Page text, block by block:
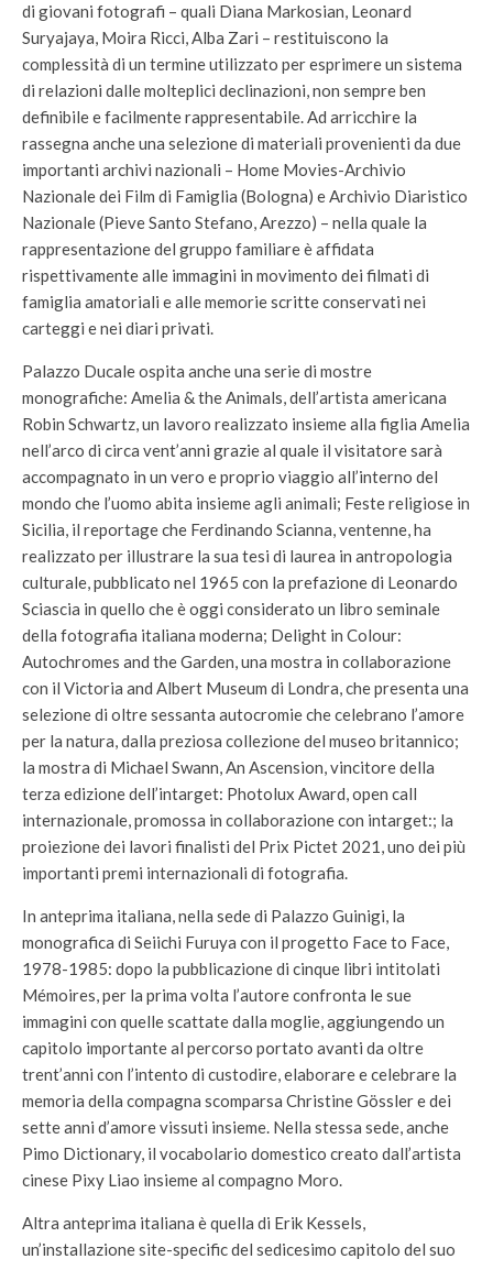
di giovani fotografi – quali Diana Markosian, Leonard
Suryajaya, Moira Ricci, Alba Zari – restituiscono la
complessità di un termine utilizzato per esprimere un sistema
di relazioni dalle molteplici declinazioni, non sempre ben
definibile e facilmente rappresentabile. Ad arricchire la
rassegna anche una selezione di materiali provenienti da due
importanti archivi nazionali – Home Movies-Archivio
Nazionale dei Film di Famiglia (Bologna) e Archivio Diaristico
Nazionale (Pieve Santo Stefano, Arezzo) – nella quale la
rappresentazione del gruppo familiare è affidata
rispettivamente alle immagini in movimento dei filmati di
famiglia amatoriali e alle memorie scritte conservati nei
carteggi e nei diari privati.
Palazzo Ducale ospita anche una serie di mostre
monografiche: Amelia & the Animals, dell’artista americana
Robin Schwartz, un lavoro realizzato insieme alla figlia Amelia
nell’arco di circa vent’anni grazie al quale il visitatore sarà
accompagnato in un vero e proprio viaggio all’interno del
mondo che l’uomo abita insieme agli animali; Feste religiose in
Sicilia, il reportage che Ferdinando Scianna, ventenne, ha
realizzato per illustrare la sua tesi di laurea in antropologia
culturale, pubblicato nel 1965 con la prefazione di Leonardo
Sciascia in quello che è oggi considerato un libro seminale
della fotografia italiana moderna; Delight in Colour:
Autochromes and the Garden, una mostra in collaborazione
con il Victoria and Albert Museum di Londra, che presenta una
selezione di oltre sessanta autocromie che celebrano l’amore
per la natura, dalla preziosa collezione del museo britannico;
la mostra di Michael Swann, An Ascension, vincitore della
terza edizione dell’intarget: Photolux Award, open call
internazionale, promossa in collaborazione con intarget:; la
proiezione dei lavori finalisti del Prix Pictet 2021, uno dei più
importanti premi internazionali di fotografia.
In anteprima italiana, nella sede di Palazzo Guinigi, la
monografica di Seiichi Furuya con il progetto Face to Face,
1978-1985: dopo la pubblicazione di cinque libri intitolati
Mémoires, per la prima volta l’autore confronta le sue
immagini con quelle scattate dalla moglie, aggiungendo un
capitolo importante al percorso portato avanti da oltre
trent’anni con l’intento di custodire, elaborare e celebrare la
memoria della compagna scomparsa Christine Gössler e dei
sette anni d’amore vissuti insieme. Nella stessa sede, anche
Pimo Dictionary, il vocabolario domestico creato dall’artista
cinese Pixy Liao insieme al compagno Moro.
Altra anteprima italiana è quella di Erik Kessels,
un’installazione site-specific del sedicesimo capitolo del suo